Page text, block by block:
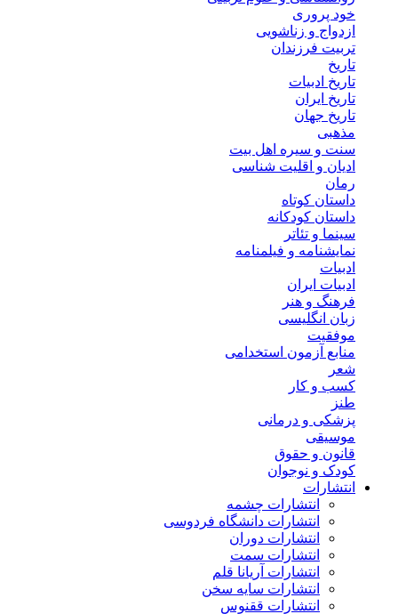
خود پروری
ازدواج و زناشویی
تربیت فرزندان
تاریخ
تاریخ ادبیات
تاریخ ایران
تاریخ جهان
مذهبی
سنت و سیره اهل بیت
ادیان و اقلیت شناسی
رمان
داستان کوتاه
داستان کودکانه
سینما و تئاتر
نمایشنامه و فیلمنامه
ادبیات
ادبیات ایران
فرهنگ و هنر
زبان انگلیسی
موفقیت
منابع آزمون استخدامی
شعر
کسب و کار
طنز
پزشکی و درمانی
موسیقی
قانون و حقوق
کودک و نوجوان
انتشارات
انتشارات چشمه
انتشارات دانشگاه فردوسی
انتشارات دوران
انتشارات سمت
انتشارات آریانا قلم
انتشارات سایه سخن
انتشارات ققنوس